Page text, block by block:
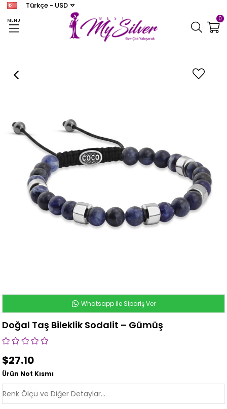
MENU
Türkçe - USD
0
Coco Bracelet Doğal Taş Bileklik Sodalit – Gümüş
Whatsapp ile Sipariş Ver
Doğal Taş Bileklik Sodalit – Gümüş
$27.10
Ürün Not Kısmı